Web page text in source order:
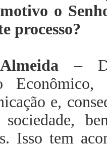
o
processo?
–
e,
Isso tem